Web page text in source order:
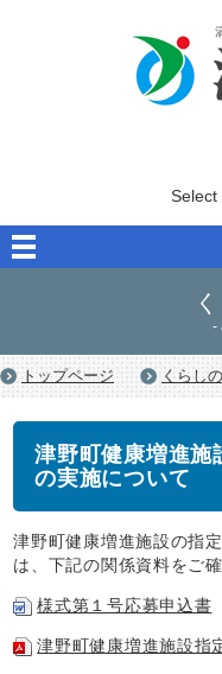
Select
-
トップページ くらし
津野町健康増進施
の実施について
津野町健康増進施設の指
は、下記の関係資料をご
様式第１号応募申込書
津野町健康増進施設指